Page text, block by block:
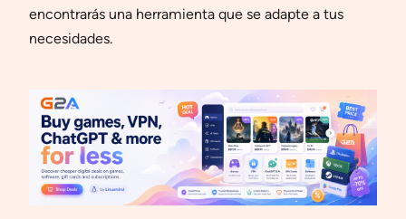
encontrarás una herramienta que se adapte a tus
necesidades.